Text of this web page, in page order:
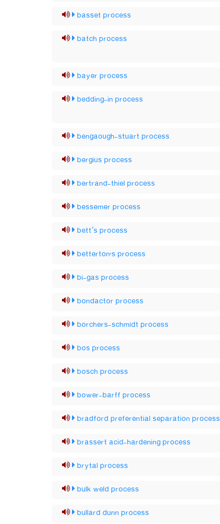
basset process
batch process
bayer process
bedding-in process
bengaough-stuart process
bergius process
bertrand-thiel process
bessemer process
bett’s process
betterton's process
bi-gas process
bondactor process
borchers-schmidt process
bos process
bosch process
bower-barff process
bradford preferential separation process
brassert acid-hardening process
brytal process
bulk weld process
bullard dunn process